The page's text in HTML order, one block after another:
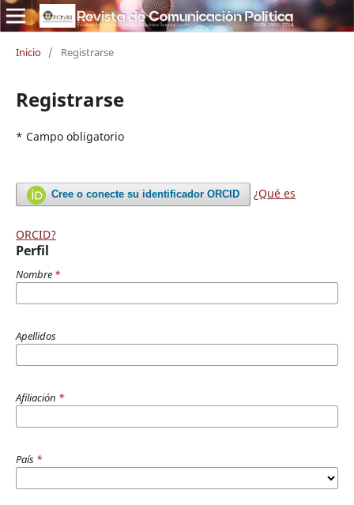
Inicio / Registrarse
Registrarse
* Campo obligatorio
Cree o conecte su identificador ORCID ¿Qué es
ORCID?
Perfil
Nombre *
Apellidos
Afiliación *
País *